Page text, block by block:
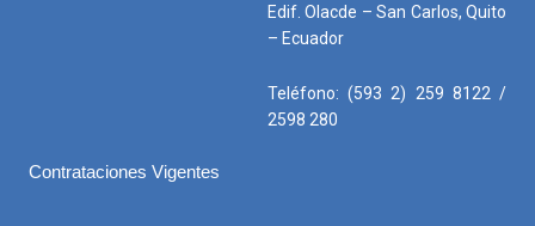
Edif. Olacde – San Carlos, Quito
– Ecuador
Teléfono: (593 2) 259 8122 /
2598 280
Contrataciones Vigentes